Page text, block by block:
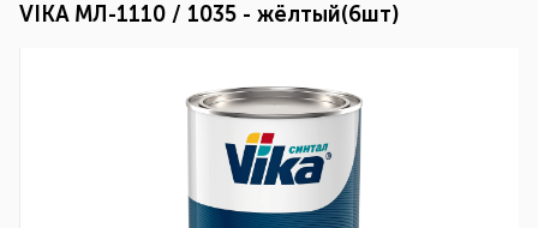
VIKA МЛ-1110 / 1035 - жёлтый(6шт)